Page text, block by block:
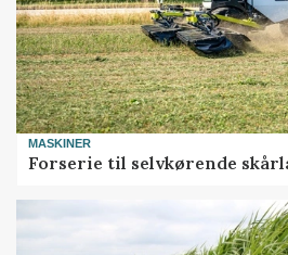
MASKINER
Forserie til selvkørende